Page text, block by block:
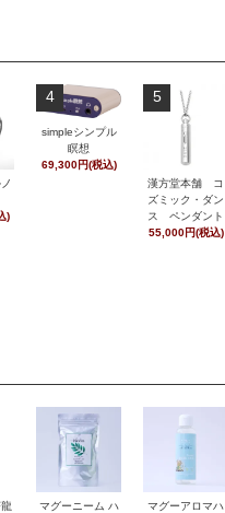
)
4
simpleシンプル
瞑想
69,300円(税込)
5
漢方堂本舗 コ
ズミック・ダン
ス ペンダント
55,000円(税込)
マグーニーム ハ
マグーアロマハ